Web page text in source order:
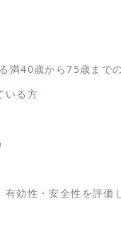
40歳から75歳まで
る方
く期間
効性・安全性を評価